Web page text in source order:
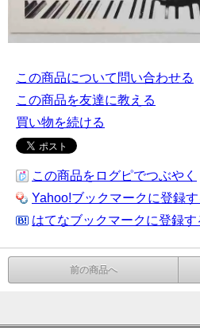
この商品について問い合わせる
この商品を友達に教える
買い物を続ける
この商品をログピでつぶやく
Yahoo!ブックマークに登録す
はてなブックマークに登録す
前の商品へ